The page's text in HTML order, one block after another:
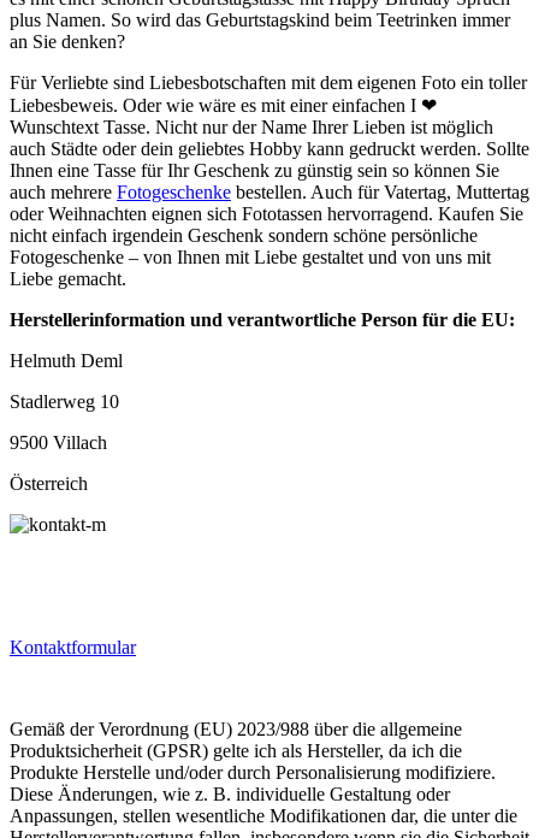
plus Namen. So wird das Geburtstagskind beim Teetrinken immer
an Sie denken?
Für Verliebte sind Liebesbotschaften mit dem eigenen Foto ein toller
Liebesbeweis. Oder wie wäre es mit einer einfachen I ❤
Wunschtext Tasse. Nicht nur der Name Ihrer Lieben ist möglich
auch Städte oder dein geliebtes Hobby kann gedruckt werden. Sollte
Ihnen eine Tasse für Ihr Geschenk zu günstig sein so können Sie
auch mehrere Fotogeschenke bestellen. Auch für Vatertag, Muttertag
oder Weihnachten eignen sich Fototassen hervorragend. Kaufen Sie
nicht einfach irgendein Geschenk sondern schöne persönliche
Fotogeschenke – von Ihnen mit Liebe gestaltet und von uns mit
Liebe gemacht.
Herstellerinformation und verantwortliche Person für die EU:
Helmuth Deml
Stadlerweg 10
9500 Villach
Österreich
Kontaktformular
Gemäß der Verordnung (EU) 2023/988 über die allgemeine
Produktsicherheit (GPSR) gelte ich als Hersteller, da ich die
Produkte Herstelle und/oder durch Personalisierung modifiziere.
Diese Änderungen, wie z. B. individuelle Gestaltung oder
Anpassungen, stellen wesentliche Modifikationen dar, die unter die